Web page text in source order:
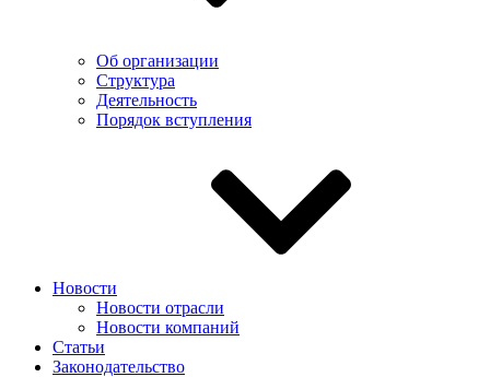
Об организации
Структура
Деятельность
Порядок вступления
Новости
Новости отрасли
Новости компаний
Статьи
Законодательство